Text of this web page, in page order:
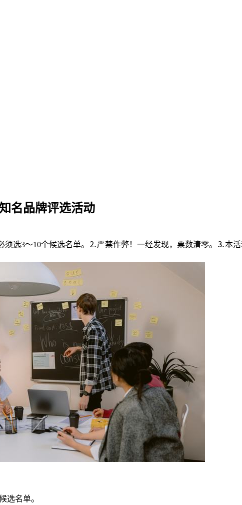
名品牌评选活动
选3～10个候选名单。⒉严禁作弊！一经发现，票数清零。⒊本
选名单。